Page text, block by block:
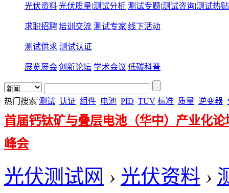
光伏资料|光伏质量|测试分析 测试专题|测试咨询|测试热贴
求职招聘|培训交流 测试专家|线下活动
测试供求 测试认证
展览展会|创新论坛 学术会议|低碳科普
热门搜索 测试 认证 组件 电池 PID TUV 标准 质量 逆变器
首届钙钛矿与叠层电池（华中）产业化论
峰会
光伏测试网 › 光伏资料 ›